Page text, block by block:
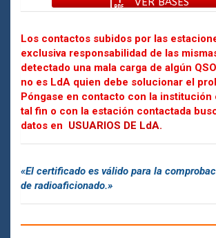
Los contactos subidos por las
exclusiva responsabilidad de las
detectado una mala carga de algún
no es LdA quien debe solucionar el
Póngase en contacto con la institución
tal fin o con la estación contactada
datos en USUARIOS DE LdA.
«El certificado es válido para la
de radioaficionado.»